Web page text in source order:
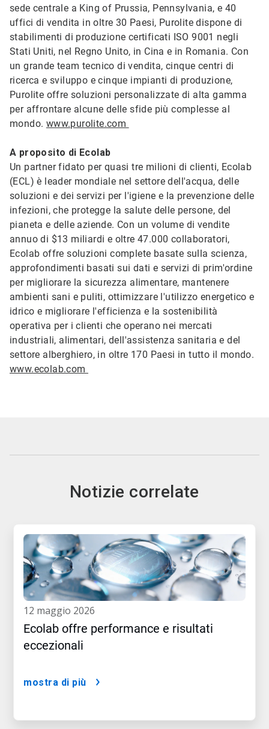
sede centrale a King of Prussia, Pennsylvania, e 40
uffici di vendita in oltre 30 Paesi, Purolite dispone di
stabilimenti di produzione certificati ISO 9001 negli
Stati Uniti, nel Regno Unito, in Cina e in Romania. Con
un grande team tecnico di vendita, cinque centri di
ricerca e sviluppo e cinque impianti di produzione,
Purolite offre soluzioni personalizzate di alta gamma
per affrontare alcune delle sfide più complesse al
mondo. www.purolite.com
A proposito di Ecolab
Un partner fidato per quasi tre milioni di clienti, Ecolab
(ECL) è leader mondiale nel settore dell'acqua, delle
soluzioni e dei servizi per l'igiene e la prevenzione delle
infezioni, che protegge la salute delle persone, del
pianeta e delle aziende. Con un volume di vendite
annuo di $13 miliardi e oltre 47.000 collaboratori,
Ecolab offre soluzioni complete basate sulla scienza,
approfondimenti basati sui dati e servizi di prim'ordine
per migliorare la sicurezza alimentare, mantenere
ambienti sani e puliti, ottimizzare l'utilizzo energetico e
idrico e migliorare l'efficienza e la sostenibilità
operativa per i clienti che operano nei mercati
industriali, alimentari, dell'assistenza sanitaria e del
settore alberghiero, in oltre 170 Paesi in tutto il mondo.
www.ecolab.com
Notizie correlate
12 maggio 2026
Ecolab offre performance e risultati
eccezionali
mostra di più